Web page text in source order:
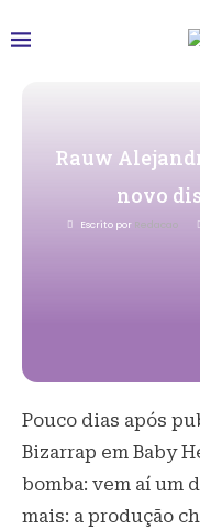
Rauw
novo
Escrito por Redacao
Pouco dias após
Bizarrap em Baby
bomba: vem aí um
mais: a produção